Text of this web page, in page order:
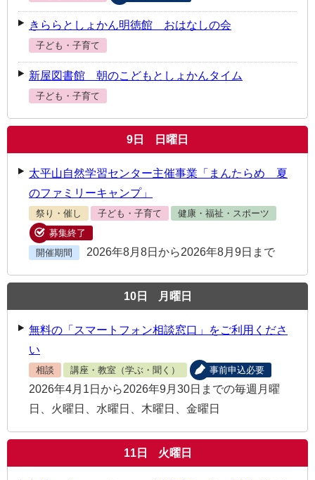
きららとしょかん明徳館 おはなしの会
子ども・子育て
新屋図書館 朝のこどもとしょかんタイム
子ども・子育て
9 日 日曜日
太平山自然学習センター主催事業「まんたらめ 夏
のファミリーキャンプ」
祭り・催し 子ども・子育て
健康・福祉・スポーツ
募集終了
開催期間
2026年8月8日から2026年8月9日まで
10日 月曜日
無料の「スマートフォン相談窓口」をご利用くださ
い
相談 講座・教室（学ぶ・聞く） 事前申込必要
2026年4月1日から2026年9月30日までの毎週月曜
日、火曜日、水曜日、木曜日、金曜日
11日 火曜日